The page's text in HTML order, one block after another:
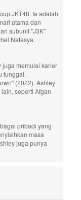
JKT48. Ia adalah
utama dan
subunit "J3K"
Natasya.
juga memulai karier
tunggal,
(2022). Ashley
seperti Afgan
pribadi yang
masa
juga punya